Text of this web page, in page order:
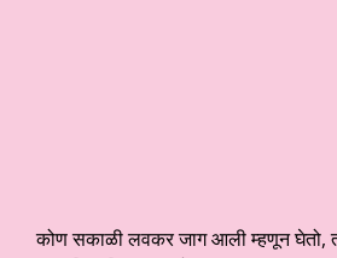
कोण सकाळी लवकर जाग आली म्हणून घेतो,